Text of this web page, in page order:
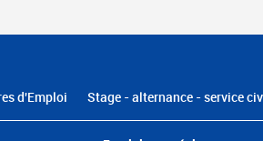
d'Emploi Stage - alternance - service